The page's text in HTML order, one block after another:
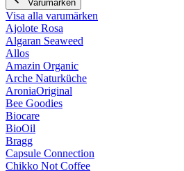
Varumärken
Visa alla varumärken
Ajolote Rosa
Algaran Seaweed
Allos
Amazin Organic
Arche Naturküche
AroniaOriginal
Bee Goodies
Biocare
BioOil
Bragg
Capsule Connection
Chikko Not Coffee